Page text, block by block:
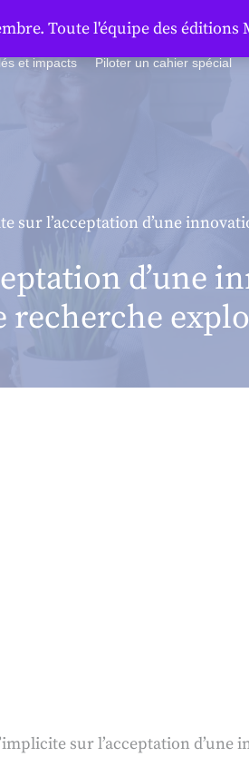
et impacts Piloter un cahier spécial
sur l’acceptation d’une
d’une
recherche
sur l’acceptation d’une
Toute l'équipe des éditions